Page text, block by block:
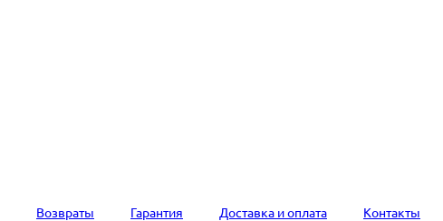
Возвраты Гарантия Доставка и оплата Контакты